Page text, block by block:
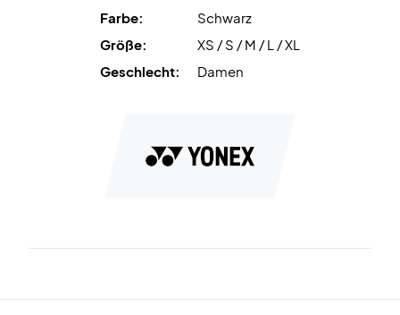
Farbe:
Schwarz
Größe:
XS / S / M / L / XL
Geschlecht:
Damen